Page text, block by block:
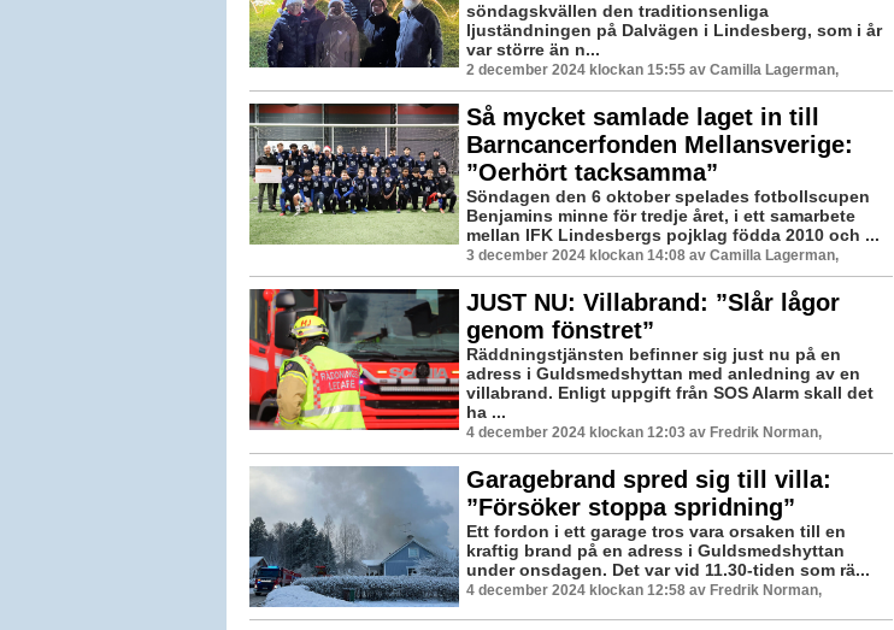
söndagskvällen den traditionsenliga
ljuständningen på Dalvägen i Lindesberg, som i år
var större än n...
2 december 2024 klockan 15:55 av Camilla Lagerman,
Så mycket samlade laget in till
Barncancerfonden Mellansverige:
”Oerhört tacksamma”
Söndagen den 6 oktober spelades fotbollscupen
Benjamins minne för tredje året, i ett samarbete
mellan IFK Lindesbergs pojklag födda 2010 och ...
3 december 2024 klockan 14:08 av Camilla Lagerman,
JUST NU: Villabrand: ”Slår lågor
genom fönstret”
Räddningstjänsten befinner sig just nu på en
adress i Guldsmedshyttan med anledning av en
villabrand. Enligt uppgift från SOS Alarm skall det
ha ...
4 december 2024 klockan 12:03 av Fredrik Norman,
Garagebrand spred sig till villa:
”Försöker stoppa spridning”
Ett fordon i ett garage tros vara orsaken till en
kraftig brand på en adress i Guldsmedshyttan
under onsdagen. Det var vid 11.30-tiden som rä...
4 december 2024 klockan 12:58 av Fredrik Norman,